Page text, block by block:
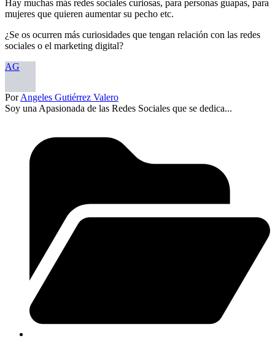
Hay muchas más redes sociales curiosas, para personas guapas, para
mujeres que quieren aumentar su pecho etc.
¿Se os ocurren más curiosidades que tengan relación con las redes
sociales o el marketing digital?
AG
PorAngeles Gutiérrez Valero
Soy una Apasionada de las Redes Sociales que se dedica...